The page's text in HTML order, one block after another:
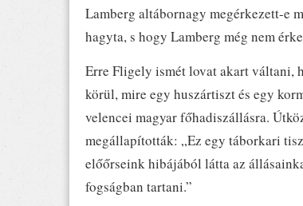
Lamberg altábornagy megérkezett-e
hagyta, s hogy Lamberg még nem
Erre Fligely ismét lovat akart váltani,
körül, mire egy huszártiszt és egy
velencei magyar főhadiszállásra.
megállapították: „Ez egy táborkari
előőrseink hibájából látta az
fogságban tartani.”